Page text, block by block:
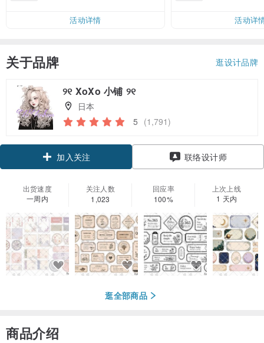
活动详情
活动详
关于品牌 逛设计品牌
୨୧ XoXo 小铺 ୨୧
日本
5 (1,791)
加入关注 联络设计师
出货速度
一周内
关注人数
1,023
回应率
100%
上次上线
1 天内
逛全部商品
商品介绍